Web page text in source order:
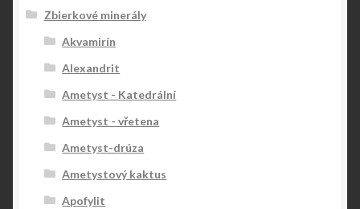
Zbierkové minerály
Akvamirín
Alexandrit
Ametyst - Katedrální
Ametyst - vřetena
Ametyst-drúza
Ametystový kaktus
Apofylit